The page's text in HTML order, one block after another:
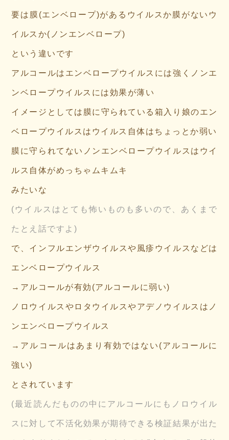
要は膜(エンベロープ)があるウイルスか膜がないウ
イルスか(ノンエンベロープ)
という違いです
アルコールはエンベロープウイルスには強くノンエ
ンベロープウイルスには効果が薄い
イメージとしては膜に守られている箱入り娘のエン
ベロープウイルスはウイルス自体はちょっとか弱い
膜に守られてないノンエンベロープウイルスはウイ
ルス自体がめっちゃムキムキ
みたいな
(ウイルスはとても怖いものも多いので、あくまで
たとえ話ですよ)
で、インフルエンザウイルスや風疹ウイルスなどは
エンベロープウイルス
→アルコールが有効(アルコールに弱い)
ノロウイルスやロタウイルスやアデノウイルスはノ
ンエンベロープウイルス
→アルコールはあまり有効ではない(アルコールに
強い)
とされています
(最近読んだものの中にアルコールにもノロウイル
スに対して不活化効果が期待できる検証結果が出た